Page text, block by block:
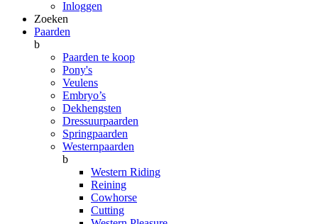
Inloggen
Zoeken
Paarden
b
Paarden te koop
Pony's
Veulens
Embryo’s
Dekhengsten
Dressuurpaarden
Springpaarden
Westernpaarden
b
Western Riding
Reining
Cowhorse
Cutting